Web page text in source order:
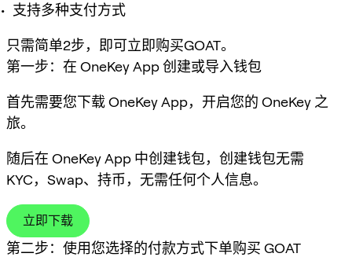
支持多种支付方式
只需简单2步，即可立即购买GOAT。
第一步：在 OneKey App 创建或导入钱包
首先需要您下载 OneKey App，开启您的 OneKey 之
旅。
随后在 OneKey App 中创建钱包，创建钱包无需
KYC，Swap、持币，无需任何个人信息。
立即下载
第二步：使用您选择的付款方式下单购买 GOAT